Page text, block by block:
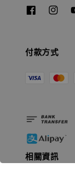
付款方式
相關資訊